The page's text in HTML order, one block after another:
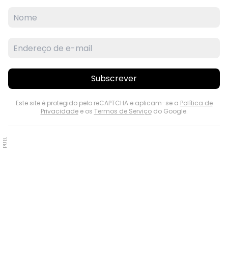
Subscrever
Este site é protegido pelo reCAPTCHA e aplicam-se a Política de
Privacidadee os Termos de Serviçodo Google.
PUB.